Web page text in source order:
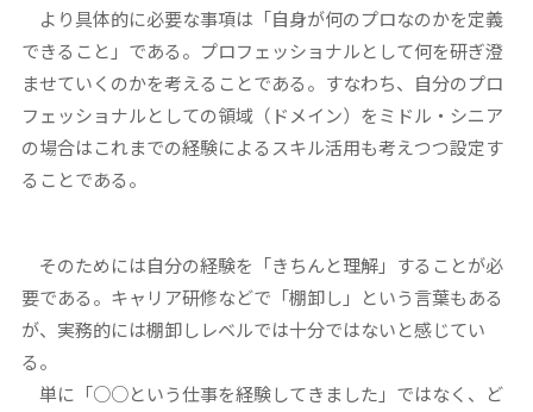
より具体的に必要な事項は「自身が何のプロなのかを定義
できること」である。プロフェッショナルとして何を研ぎ澄
ませていくのかを考えることである。すなわち、自分のプロ
フェッショナルとしての領域（ドメイン）をミドル・シニア
の場合はこれまでの経験によるスキル活用も考えつつ設定す
ることである。
そのためには自分の経験を「きちんと理解」することが必
要である。キャリア研修などで「棚卸し」という言葉もある
が、実務的には棚卸しレベルでは十分ではないと感じてい
る。
単に「○○という仕事を経験してきました」ではなく、ど